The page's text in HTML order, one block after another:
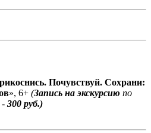
Почувствуй. Сохрани:
», 6+ (Запись на экскурсию по
- 300 руб.)